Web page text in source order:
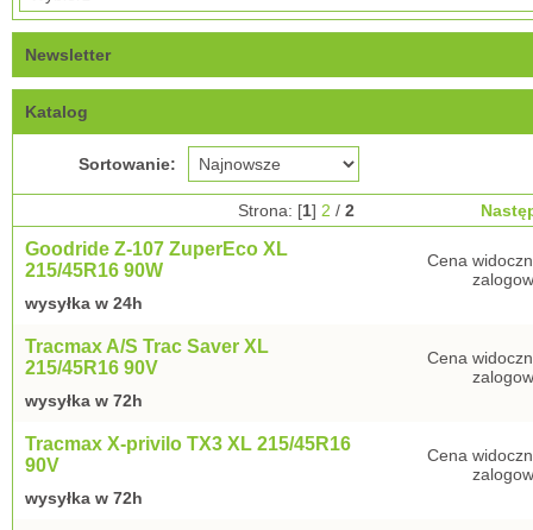
Newsletter
Katalog
Sortowanie:
Strona: [1] 2 / 2
Goodride Z-107 ZuperEco XL
215/45R16 90W
wysyłka w 24h
Cena
Tracmax A/S Trac Saver XL
215/45R16 90V
wysyłka w 72h
Cena
Tracmax X-privilo TX3 XL 215/45R16
90V
wysyłka w 72h
Cena